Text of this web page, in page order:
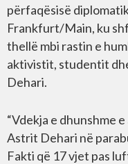
përfaqësisë
Frankfurt/Main, ku
thellë mbi rastin e
aktivistit, studentit
Dehari.
“Vdekja e dhunshme
Astrit Dehari në
Fakti që 17 vjet pas